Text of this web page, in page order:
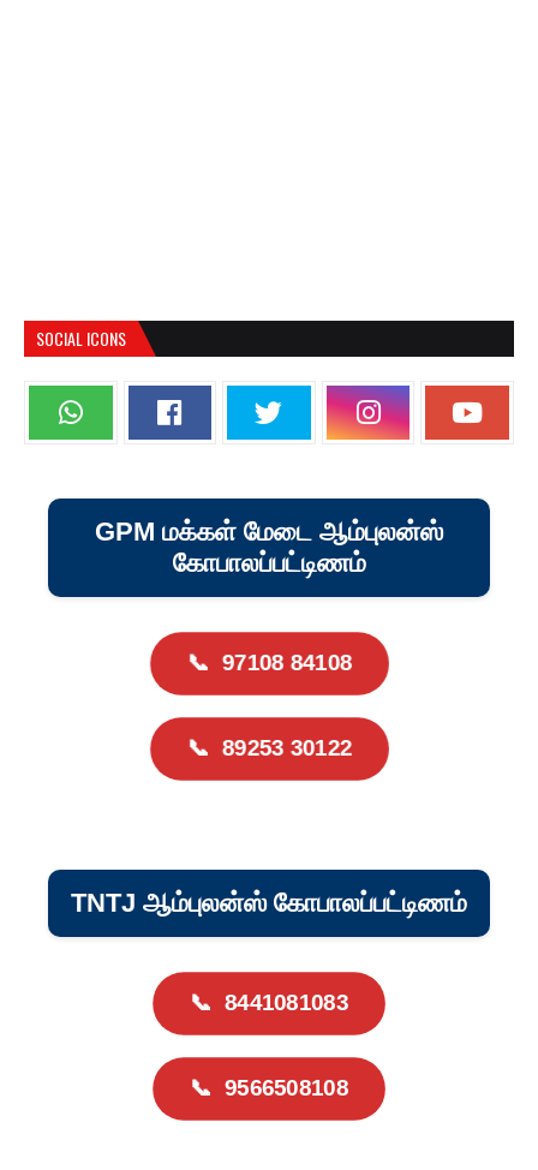
SOCIAL ICONS
GPM மக்கள் மேடை ஆம்புலன்ஸ்
கோபாலப்பட்டிணம்
📞 97108 84108
📞 89253 30122
TNTJ ஆம்புலன்ஸ் கோபாலப்பட்டிணம்
📞 8441081083
📞 9566508108